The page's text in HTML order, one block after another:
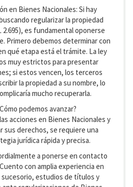
en Bienes Nacionales: Si hay
regularizar la propiedad
2.695), es fundamental oponerse
Primero debemos determinar con
qué etapa está el trámite. La ley
muy estrictos para presentar
si estos vencen, los terceros
la propiedad a su nombre, lo
mucho recuperarla.
podemos avanzar?
acciones en Bienes Nacionales y
sus derechos, se requiere una
jurídica rápida y precisa.
a ponerse en contacto
con amplia experiencia en
estudios de títulos y